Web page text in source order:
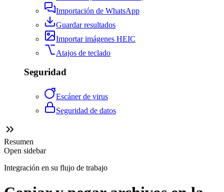
Importación de WhatsApp
Guardar resultados
Importar imágenes HEIC
Atajos de teclado
Seguridad
Escáner de virus
Seguridad de datos
Resumen
Open sidebar
Integración en su flujo de trabajo